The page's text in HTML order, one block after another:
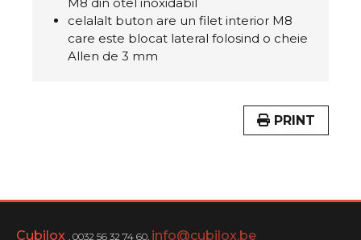
M8 din otel inoxidabil
celalalt buton are un filet interior M8
care este blocat lateral folosind o cheie
Allen de 3 mm
PRINT
Cubilox , 0032 56 32 74 60, info@cubilox.be